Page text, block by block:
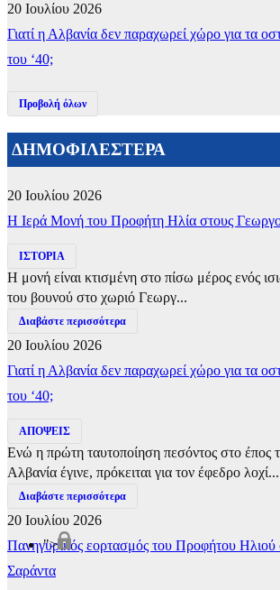
20 Ιουλίου 2026
Γιατί η Αλβανία δεν παραχωρεί χώρο για τα
του ‘40;
Προβολή όλων
ΔΗΜΟΦΙΛΕΣΤΕΡΑ
20 Ιουλίου 2026
​Η Ιερά Μονή του Προφήτη Ηλία στους
ΙΣΤΟΡΙΑ
Η μονή είναι κτισμένη στο πίσω μέρος ενός
του βουνού στο χωριό Γεωργ...
Διαβάστε περισσότερα
20 Ιουλίου 2026
Γιατί η Αλβανία δεν παραχωρεί χώρο για τα
του ‘40;
ΑΠΟΨΕΙΣ
Ενώ η πρώτη ταυτοποίηση πεσόντος στο έπος
Αλβανία έγινε, πρόκειται για τον έφεδρο λοχί...
Διαβάστε περισσότερα
20 Ιουλίου 2026
Πανηγυρικός εορτασμός του Προφήτου Ηλιού
Σαράντα
">